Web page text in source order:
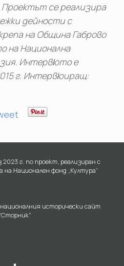
Проектът се реализира
дейности с
на Община Габрово
на Национална
Интервюто е
г. Интервюиращ:
г. по проект, реализиран с
Национален фонд „Култура“
исторически сайт